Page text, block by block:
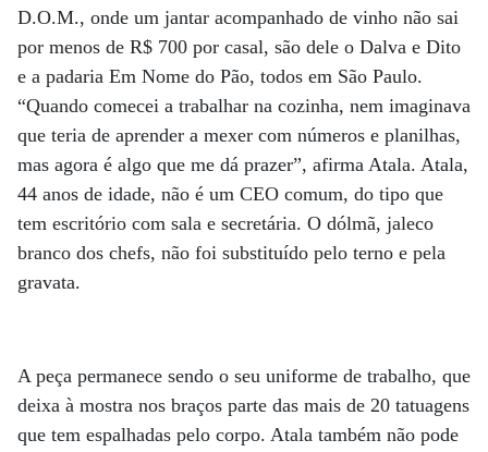
D.O.M., onde um jantar acompanhado de vinho não sai
por menos de R$ 700 por casal, são dele o Dalva e Dito
e a padaria Em Nome do Pão, todos em São Paulo.
“Quando comecei a trabalhar na cozinha, nem imaginava
que teria de aprender a mexer com números e planilhas,
mas agora é algo que me dá prazer”, afirma Atala. Atala,
44 anos de idade, não é um CEO comum, do tipo que
tem escritório com sala e secretária. O dólmã, jaleco
branco dos chefs, não foi substituído pelo terno e pela
gravata.
A peça permanece sendo o seu uniforme de trabalho, que
deixa à mostra nos braços parte das mais de 20 tatuagens
que tem espalhadas pelo corpo. Atala também não pode